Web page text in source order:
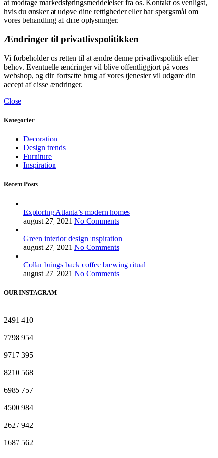
at modtage markedsføringsmeddelelser fra os. Kontakt os venligst,
hvis du ønsker at udøve dine rettigheder eller har spørgsmål om
vores behandling af dine oplysninger.
Ændringer til privatlivspolitikken
Vi forbeholder os retten til at ændre denne privatlivspolitik efter
behov. Eventuelle ændringer vil blive offentliggjort på vores
webshop, og din fortsatte brug af vores tjenester vil udgøre din
accept af disse ændringer.
Close
Kategorier
Decoration
Design trends
Furniture
Inspiration
Recent Posts
Exploring Atlanta’s modern homes
august 27, 2021 No Comments
Green interior design inspiration
august 27, 2021 No Comments
Collar brings back coffee brewing ritual
august 27, 2021 No Comments
OUR INSTAGRAM
2491 410
7798 954
9717 395
8210 568
6985 757
4500 984
2627 942
1687 562